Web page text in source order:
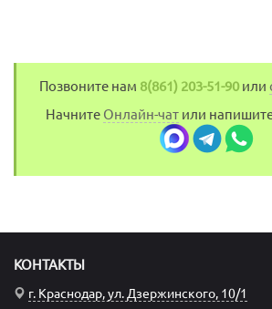
Позвоните нам 8(861) 203-51-90или
Начните Онлайн-чат или
КОНТАКТЫ
г. Краснодар, ул. Дзержинского, 10/1